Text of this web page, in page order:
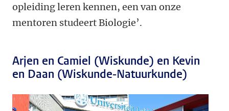
opleiding leren kennen, een van onze
mentoren studeert Biologie’.
Arjen en Camiel (Wiskunde) en Kevin
en Daan (Wiskunde-Natuurkunde)